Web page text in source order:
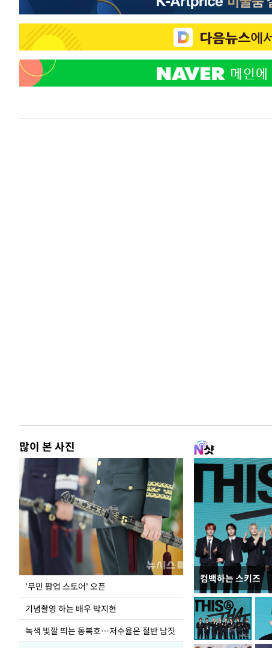
많이 본 사진
'무민 팝업 스토어' 오픈
기념촬영 하는 배우 박지현
녹색 빛깔 띄는 동복호…저수율은 절반 남짓
컴백하는 스키즈
지석천 뒤덮은 개